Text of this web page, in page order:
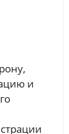
и